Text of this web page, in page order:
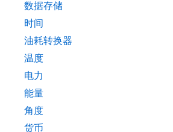
数据存储
时间
油耗转换器
温度
电力
能量
角度
货币